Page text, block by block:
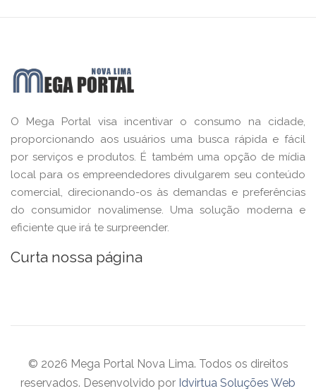
O Mega Portal visa incentivar o consumo na cidade,
proporcionando aos usuários uma busca rápida e fácil
por serviços e produtos. É também uma opção de mídia
local para os empreendedores divulgarem seu conteúdo
comercial, direcionando-os às demandas e preferências
do consumidor novalimense. Uma solução moderna e
eficiente que irá te surpreender.
Curta nossa página
© 2026 Mega Portal Nova Lima. Todos os direitos
reservados. Desenvolvido por Idvirtua Soluções Web